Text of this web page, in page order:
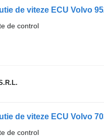
de control
de control